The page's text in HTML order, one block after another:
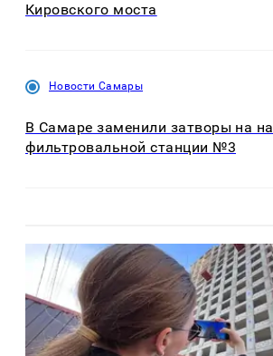
Кировского моста
Новости Самары
В Самаре заменили затворы на
фильтровальной станции №3